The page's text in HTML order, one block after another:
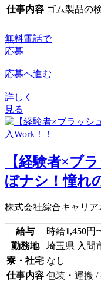
仕事内容 ゴム製品の
無料電話で
応募
応募へ進む
詳しく
見る
【経験者×ブ
ぼナシ！憧れ
株式会社綜合キャリア
給与 時給1,450円
勤務地
埼玉県 入間
寮・社宅 なし
仕事内容 包装・運搬 /